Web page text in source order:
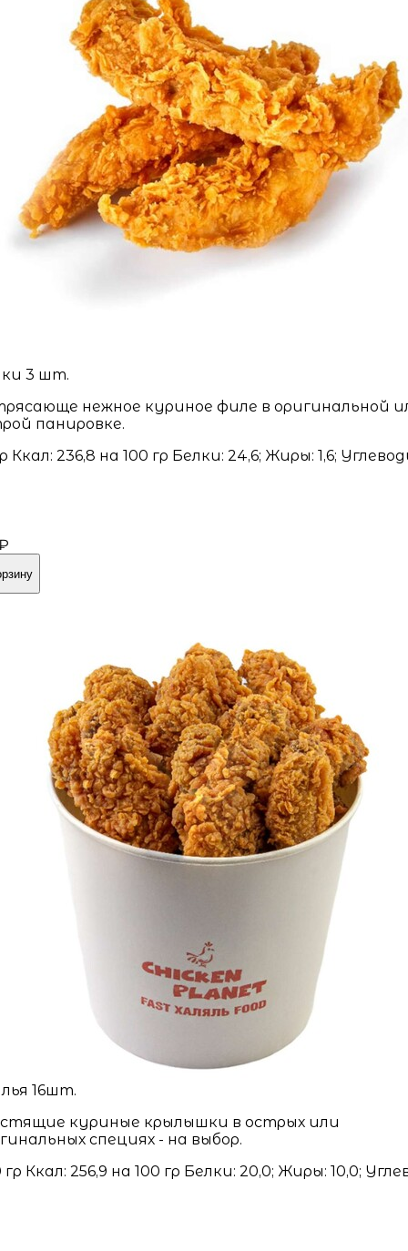
3 шт.
нежное куриное филе в оригинальной
панировке.
Ккал: 236,8 на 100 гр Белки: 24,6; Жиры: 1,6;
16шт.
куриные крылышки в острых или
специях - на выбор.
Ккал: 256,9 на 100 гр Белки: 20,0; Жиры: 10,0;